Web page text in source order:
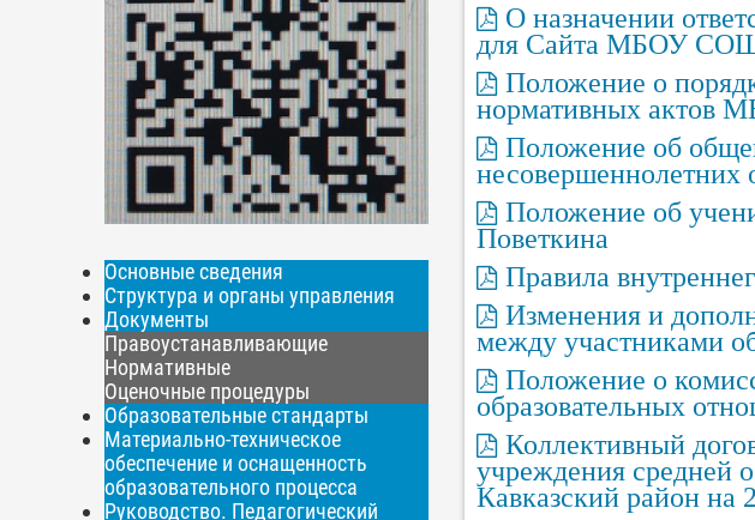
Основные сведения
Структура и органы управления
Документы
Правоустанавливающие
Нормативные
Оценочные процедуры
Образовательные стандарты
Материально-техническое
обеспечение и оснащенность
образовательного процесса
Руководство. Педагогический
О назначении
для Сайта МБОУ
Положение о
нормативных актов
Положение об
Положение об
Поветкина
Правила
Изменения и
между участниками
Положение о
образовательных
Коллективный
учреждения средней
Кавказский район на